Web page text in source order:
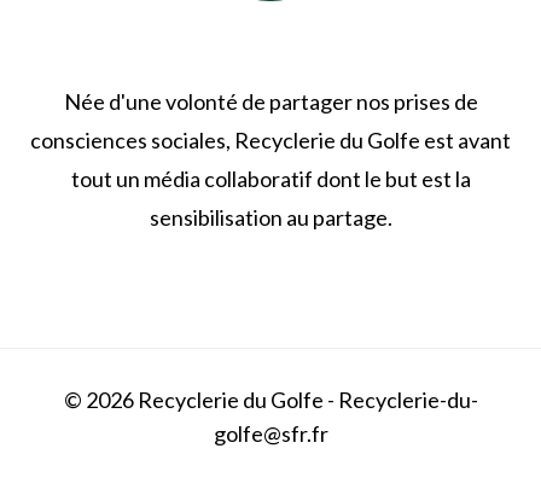
Née d'une volonté de partager nos prises de
consciences sociales, Recyclerie du Golfe est avant
tout un média collaboratif dont le but est la
sensibilisation au partage.
© 2026 Recyclerie du Golfe - Recyclerie-du-
golfe@sfr.fr